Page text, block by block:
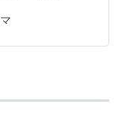
もゆかりもな
とはよく言った
た。今となっ
い出会いだった